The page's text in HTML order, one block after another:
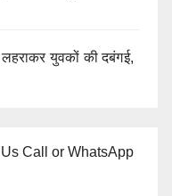
युवकों की दबंगई,
Call or WhatsApp